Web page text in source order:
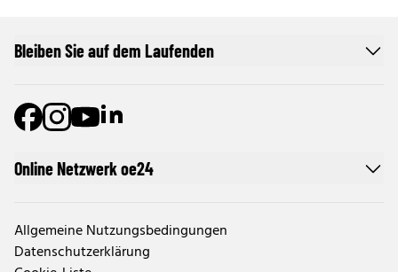
Online Netzwerk oe24
Allgemeine Nutzungsbedingungen
Datenschutzerklärung
Bleiben Sie auf dem Laufenden